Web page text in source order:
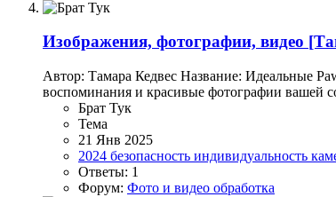
Изображения, фотографии, видео
Автор: Тамара Кедвес Название: Идеальные
воспоминания и красивые фотографии вашей
Брат Тук
Тема
21 Янв 2025
2024 безопасность индивидуальность
Ответы: 1
Форум: Фото и видео обработка